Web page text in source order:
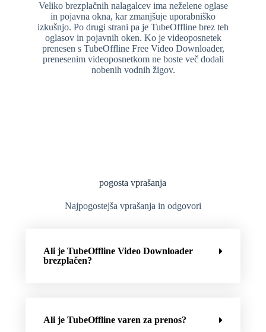
Veliko brezplačnih nalagalcev ima neželene oglase
in pojavna okna, kar zmanjšuje uporabniško
izkušnjo. Po drugi strani pa je TubeOffline brez teh
oglasov in pojavnih oken. Ko je videoposnetek
prenesen s TubeOffline Free Video Downloader,
prenesenim videoposnetkom ne boste več dodali
nobenih vodnih žigov.
pogosta vprašanja
Najpogostejša vprašanja in odgovori
Ali je TubeOffline Video Downloader
brezplačen?
Ali je TubeOffline varen za prenos?